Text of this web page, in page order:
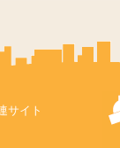
サイト